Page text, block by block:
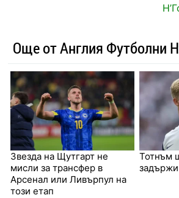
Още от Англия Футболни
Звезда на Щутгарт не
мисли за трансфер в
Арсенал или Ливърпул на
този етап
Тотнъм